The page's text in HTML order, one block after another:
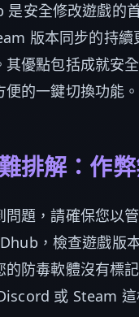
安全修改遊戲的
版本同步的持續
其優點包括成就安
便的一鍵切換功能。
排解：作
問題，請確保您以
，檢查遊戲版
防毒軟體沒有標
或 Steam 這